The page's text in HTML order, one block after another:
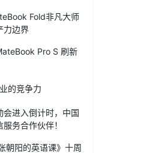
Fold非凡大师
力边界
Pro S 刷新
的竞争力
进入倒计时，中国
务合作伙伴！
朝阳的英语课》十周